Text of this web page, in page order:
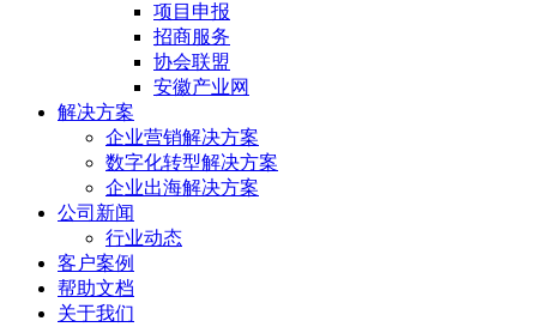
项目申报
招商服务
协会联盟
安徽产业网
解决方案
企业营销解决方案
数字化转型解决方案
企业出海解决方案
公司新闻
行业动态
客户案例
帮助文档
关于我们